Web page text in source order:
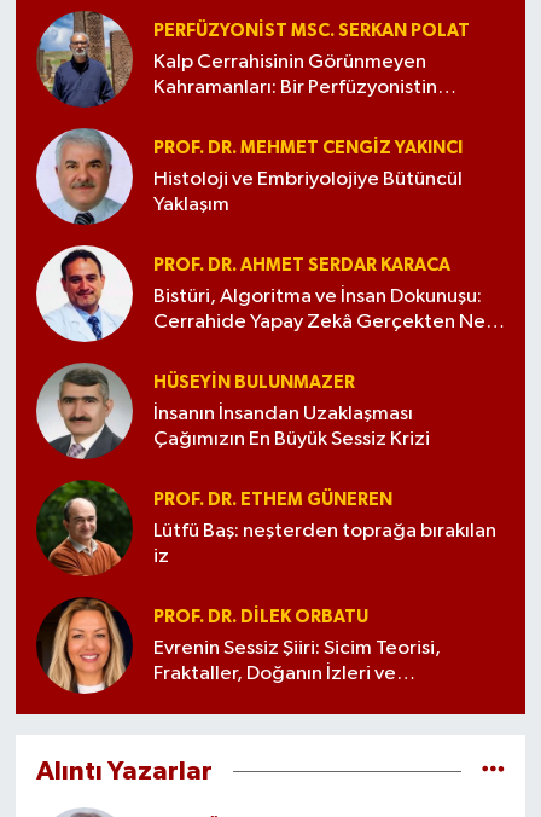
PERFÜZYONIST MSC. SERKAN POLAT
Kalp Cerrahisinin Görünmeyen
Kahramanları: Bir Perfüzyonistin
PROF. DR. MEHMET CENGIZ YAKINCI
Histoloji ve Embriyolojiye Bütüncül
Yaklaşım
PROF. DR. AHMET SERDAR KARACA
Bistüri, Algoritma ve İnsan Dokunuşu:
Cerrahide Yapay Zekâ Gerçekten Ne
HÜSEYIN BULUNMAZER
İnsanın İnsandan Uzaklaşması
Çağımızın En Büyük Sessiz Krizi
PROF. DR. ETHEM GÜNEREN
Lütfü Baş: neşterden toprağa bırakılan
iz
PROF. DR. DILEK ORBATU
Evrenin Sessiz Şiiri: Sicim Teorisi,
Fraktaller, Doğanın İzleri ve
Alıntı Yazarlar